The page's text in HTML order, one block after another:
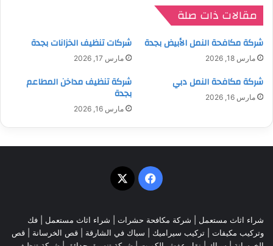
مقالات ذات صلة
شركة مكافحة النمل الأبيض بجدة
مارس 18, 2026
شركات تنظيف الخزانات بجدة
مارس 17, 2026
شركة مكافحة النمل دبي
مارس 16, 2026
شركة تنظيف مداخن المطاعم
بجدة
مارس 16, 2026
فيسبوك
‫X
شراء اثاث مستعمل شركة مكافحة حشرات شراء اثاث مستعمل
فك
وتركيب مكيفات | تركيب سيراميك | سباك في الشارقة قص الخرسانة | قص